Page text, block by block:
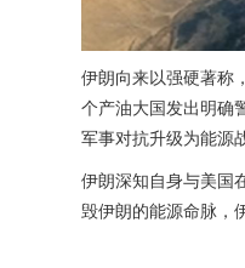
伊朗向来以强硬著称
个产油大国发出明确
军事对抗升级为能源
伊朗深知自身与美国
毁伊朗的能源命脉，